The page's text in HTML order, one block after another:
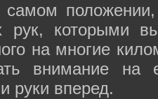
положении,
рук, которыми
на многие
внимание на
руки вперед.